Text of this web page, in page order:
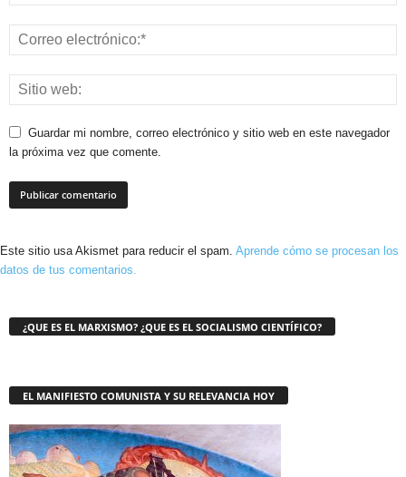
Guardar mi nombre, correo electrónico y sitio web en este navegador
la próxima vez que comente.
Este sitio usa Akismet para reducir el spam. Aprende cómo se procesan los
datos de tus comentarios.
¿QUE ES EL MARXISMO? ¿QUE ES EL SOCIALISMO CIENTÍFICO?
EL MANIFIESTO COMUNISTA Y SU RELEVANCIA HOY